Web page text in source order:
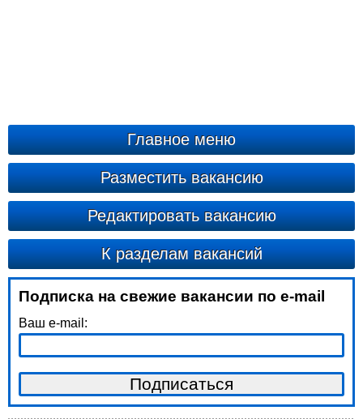
Главное меню
Разместить вакансию
Редактировать вакансию
К разделам вакансий
Подписка на свежие вакансии по e-mail
Ваш e-mail: